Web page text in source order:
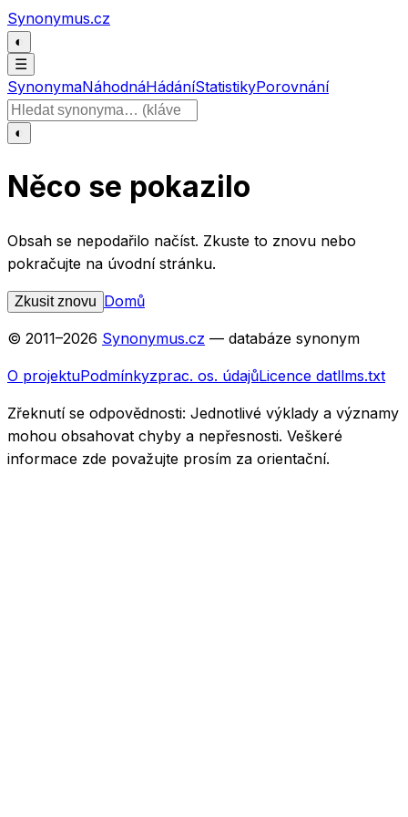
Přeskočit na obsah
Synonymus.cz
◐
☰
SynonymaNáhodnáHádáníStatistikyPorovnání
Hledat slovo
◐
Něco se pokazilo
Obsah se nepodařilo načíst. Zkuste to znovu nebo
pokračujte na úvodní stránku.
Zkusit znovu Domů
© 2011–2026 Synonymus.cz — databáze synonym
O projektuPodmínkyzprac. os. údajůLicence datllms.txt
Zřeknutí se odpovědnosti: Jednotlivé výklady a významy
mohou obsahovat chyby a nepřesnosti. Veškeré
informace zde považujte prosím za orientační.